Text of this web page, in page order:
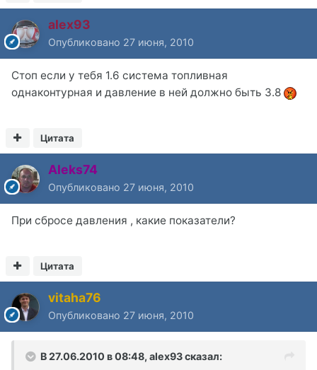
alex93
Опубликовано 27 июня, 2010
Стоп если у тебя 1.6 система топливная
однаконтурная и давление в ней должно быть 3.8
Цитата
Aleks74
Опубликовано 27 июня, 2010
При сбросе давления , какие показатели?
Цитата
vitaha76
Опубликовано 27 июня, 2010
В 27.06.2010 в 08:48, alex93 сказал: